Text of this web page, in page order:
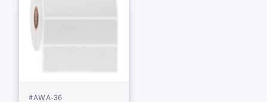
#AWA-36